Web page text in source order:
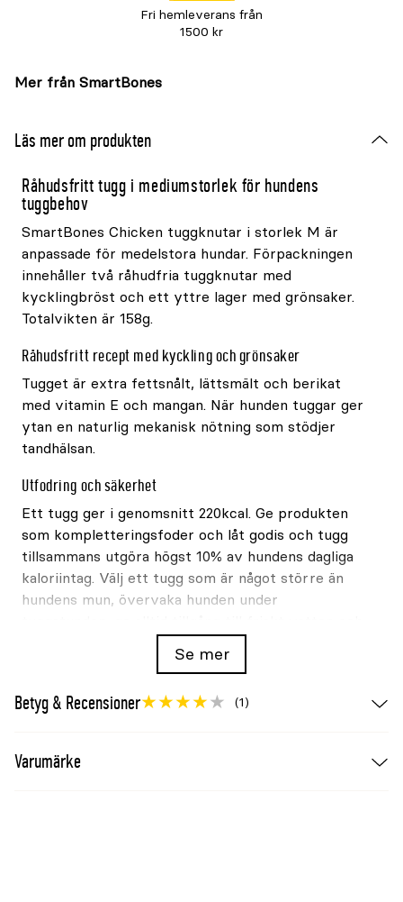
Fri hemleverans från
1500 kr
Mer från SmartBones
Läs mer om produkten
Råhudsfritt tugg i mediumstorlek för hundens
tuggbehov
SmartBones Chicken tuggknutar i storlek M är
anpassade för medelstora hundar. Förpackningen
innehåller två råhudfria tuggknutar med
kycklingbröst och ett yttre lager med grönsaker.
Totalvikten är 158g.
Råhudsfritt recept med kyckling och grönsaker
Tugget är extra fettsnålt, lättsmält och berikat
med vitamin E och mangan. När hunden tuggar ger
ytan en naturlig mekanisk nötning som stödjer
tandhälsan.
Utfodring och säkerhet
Ett tugg ger i genomsnitt 220kcal. Ge produkten
som kompletteringsfoder och låt godis och tugg
tillsammans utgöra högst 10% av hundens dagliga
kaloriintag. Välj ett tugg som är något större än
hundens mun, övervaka hunden under
Sammansättning och tillsatser
Sammansättning:Kycklingbröst 29%, vetemjöl,
fruktos, gelatin, majssirap, sötpotatispulver 1,3%,
torkad fermenterad vassle, kycklinglever 0,3%,
Se mer
Betyg & Recensioner (1)
Varumärke